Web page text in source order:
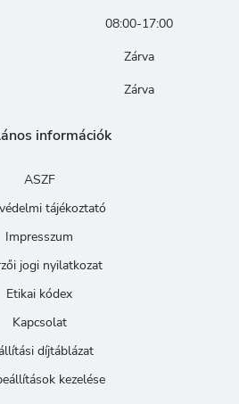
08:00-17:00
Zárva
Zárva
információk
ASZF
tájékoztató
Impresszum
jogi nyilatkozat
Etikai kódex
Kapcsolat
díjtáblázat
kezelése